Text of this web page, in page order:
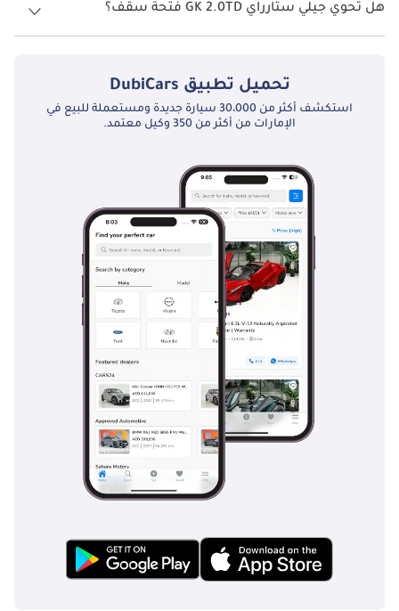
هل تحوي جيلي ستارراي GK 2.0TD فتحة سقف؟
نعم توفر جيلي ستارراي GK 2.0TD فتحة السقف كخيار.
تحميل تطبيق DubiCars
استكشف أكثر من 30،000 سيارة جديدة ومستعملة للبيع في
الإمارات من أكثر من 350 وكيل معتمد.